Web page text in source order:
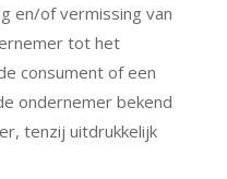
en/of vermissing van
tot het
consument of een
ondernemer bekend
tenzij uitdrukkelijk